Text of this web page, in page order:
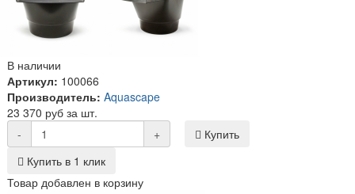
В наличии
Артикул: 100066
Производитель: Aquascape
23 370 руб за шт.
-
+
Купить
Купить в 1 клик
Товар добавлен в корзину